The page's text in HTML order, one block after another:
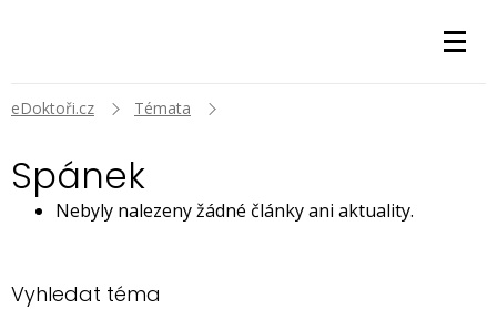
eDoktoři.cz Témata
Spánek
Nebyly nalezeny žádné články ani aktuality.
Vyhledat téma